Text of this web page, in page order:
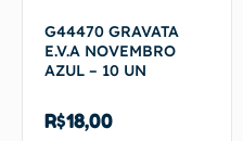
G44470 GRAVATA
E.V.A NOVEMBRO
AZUL – 10 UN
R$18,00